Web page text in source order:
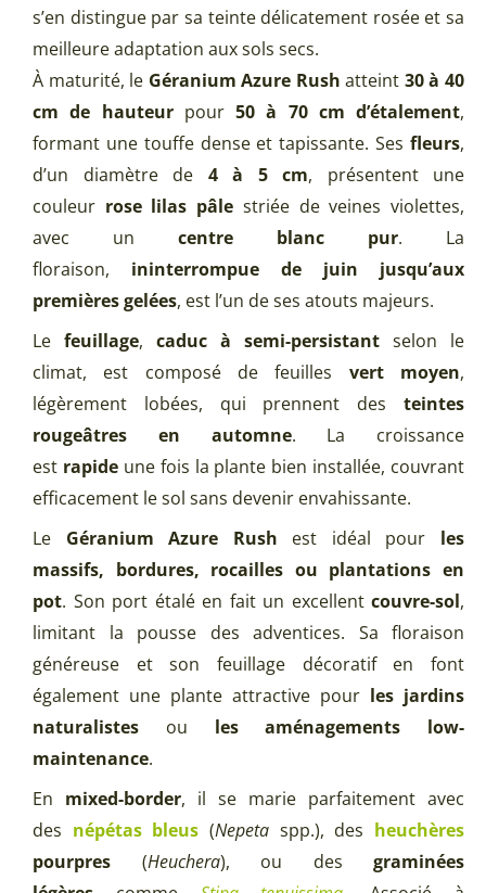
s’en distingue par sa teinte délicatement rosée et sa
meilleure adaptation aux sols secs.
À maturité, le Géranium Azure Rush atteint 30 à 40
cm de hauteurpour 50 à 70 cm d’étalement,
formant une touffe dense et tapissante. Ses fleurs,
d’un diamètre de 4 à 5 cm, présentent une
couleur rose lilas pâle striée de veines violettes,
avec un centre blanc pur. La
floraison, ininterrompue de juin jusqu’aux
premières gelées, est l’un de ses atouts majeurs.
Le feuillage, caduc à semi-persistant selon le
climat, est composé de feuilles vert moyen,
légèrement lobées, qui prennent des teintes
rougeâtres en automne. La croissance
est rapideune fois la plante bien installée, couvrant
efficacement le sol sans devenir envahissante.
Le Géranium Azure Rush est idéal pour les
massifs, bordures, rocailles ou plantations en
pot. Son port étalé en fait un excellent couvre-sol,
limitant la pousse des adventices. Sa floraison
généreuse et son feuillage décoratif en font
également une plante attractive pour les jardins
naturalistes ou les aménagements low-
maintenance.
En mixed-border, il se marie parfaitement avec
des népétas bleus (Nepeta spp.), des heuchères
pourpres (Heuchera), ou des graminées